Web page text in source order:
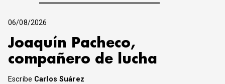
06/08/2026
Joaquín Pacheco,
compañero de lucha
Escribe Carlos Suárez